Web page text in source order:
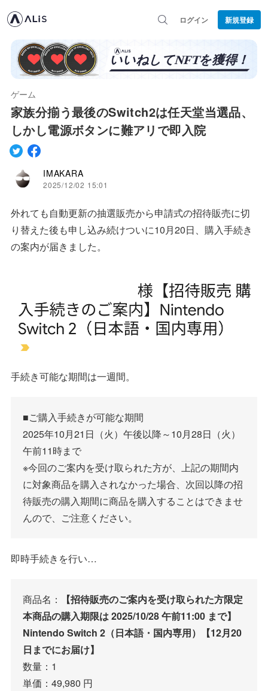
ログイン 新規登録
ゲーム
家族分揃う最後のSwitch2は任天堂当選品、
しかし電源ボタンに難アリで即入院
IMAKARA
2025/12/02 15:01
外れても自動更新の抽選販売から申請式の招待販売に切
り替えた後も申し込み続けついに10月20日、購入手続き
の案内が届きました。
手続き可能な期間は一週間。
■ご購入手続きが可能な期間
2025年10月21日（火）午後以降～10月28日（火）
午前11時まで
※今回のご案内を受け取られた方が、上記の期間内
に対象商品を購入されなかった場合、次回以降の招
待販売の購入期間に商品を購入することはできませ
んので、ご注意ください。
即時手続きを行い…
商品名：
【招待販売のご案内を受け取られた方限定
本商品の購入期限は 2025/10/28 午前11:00 まで】
Nintendo Switch 2（日本語・国内専用）【12月20
日までにお届け】
数量：1
単価：49,980 円